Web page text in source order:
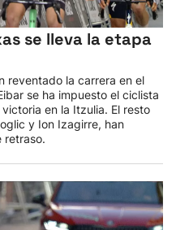
se lleva la etapa
reventado la carrera en el
se ha impuesto el ciclista
en la Itzulia. El resto
y Ion Izagirre, han
retraso.